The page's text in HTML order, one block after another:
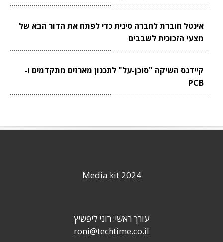
אינטל חוברת לחברה סינית כדי לפתח את הדור הבא של
מצעי הזכוכית לשבבים
קיידנס השיקה "סוכן-על" לתכנון מארזים מתקדמים ו-
PCB
Media kit 2024
עורך ראשי: רוני ליפשיץ
roni@techtime.co.il